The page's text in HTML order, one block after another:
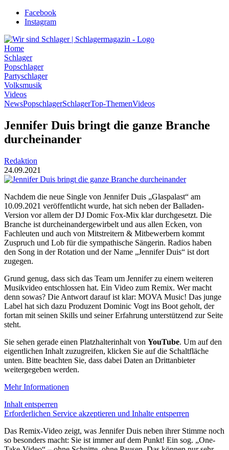
Zum
Inhalt
Facebook
Instagram
Home
Schlager
Popschlager
Partyschlager
Volksmusik
Videos
NewsPopschlagerSchlagerTop-ThemenVideos
Jennifer Duis bringt die ganze Branche
durcheinander
Redaktion
24.09.2021
Nachdem die neue Single von Jennifer Duis „Glaspalast“ am
10.09.2021 veröffentlicht wurde, hat sich neben der Balladen-
Version vor allem der DJ Domic Fox-Mix klar durchgesetzt. Die
Branche ist durcheinandergewirbelt und aus allen Ecken, von
Fachleuten und auch von Mitstreitern & Mitbewerbern kommt
Zuspruch und Lob für die sympathische Sängerin. Radios haben
den Song in der Rotation und der Name „Jennifer Duis“ ist dort
zugegen.
Grund genug, dass sich das Team um Jennifer zu einem weiteren
Musikvideo entschlossen hat. Ein Video zum Remix. Wer macht
denn sowas? Die Antwort darauf ist klar: MOVA Music! Das junge
Label hat sich dazu Produzent Dominic Vogt ins Boot geholt, der
fortan mit seinen Skills und seiner Erfahrung unterstützend zur Seite
steht.
Sie sehen gerade einen Platzhalterinhalt von YouTube. Um auf den
eigentlichen Inhalt zuzugreifen, klicken Sie auf die Schaltfläche
unten. Bitte beachten Sie, dass dabei Daten an Drittanbieter
weitergegeben werden.
Mehr Informationen
Inhalt entsperren
Erforderlichen Service akzeptieren und Inhalte entsperren
Das Remix-Video zeigt, was Jennifer Duis neben ihrer Stimme noch
so besonders macht: Sie ist immer auf dem Punkt! Ein sog. „One-